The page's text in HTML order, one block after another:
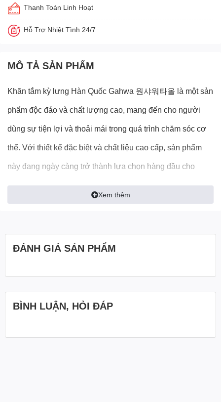
Thanh Toán Linh Hoạt
Hỗ Trợ Nhiệt Tình 24/7
MÔ TẢ SẢN PHẨM
Khăn tắm kỳ lưng Hàn Quốc Gahwa 원샤워타올 là một sản
phẩm độc đáo và chất lượng cao, mang đến cho người
dùng sự tiện lợi và thoải mái trong quá trình chăm sóc cơ
thể. Với thiết kế đặc biệt và chất liệu cao cấp, sản phẩm
này đang ngày càng trở thành lựa chọn hàng đầu cho
nhiều người yêu thích đồ dùng phòng tắm Hàn Quốc.
Xem thêm
ĐÁNH GIÁ SẢN PHẨM
BÌNH LUẬN, HỎI ĐÁP